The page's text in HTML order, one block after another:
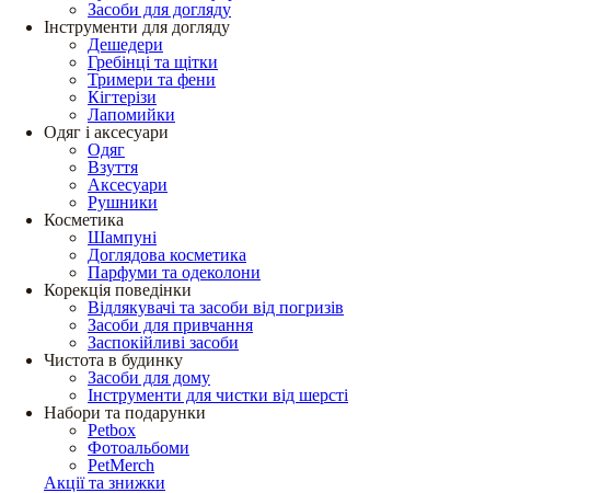
Засоби для догляду
Інструменти для догляду
Дешедери
Гребінці та щітки
Тримери та фени
Кігтерізи
Лапомийки
Одяг і аксесуари
Одяг
Взуття
Аксесуари
Рушники
Косметика
Шампуні
Доглядова косметика
Парфуми та одеколони
Корекція поведінки
Відлякувачі та засоби від погризів
Засоби для привчання
Заспокійливі засоби
Чистота в будинку
Засоби для дому
Інструменти для чистки від шерсті
Набори та подарунки
Petbox
Фотоальбоми
PetMerch
Акції та знижки